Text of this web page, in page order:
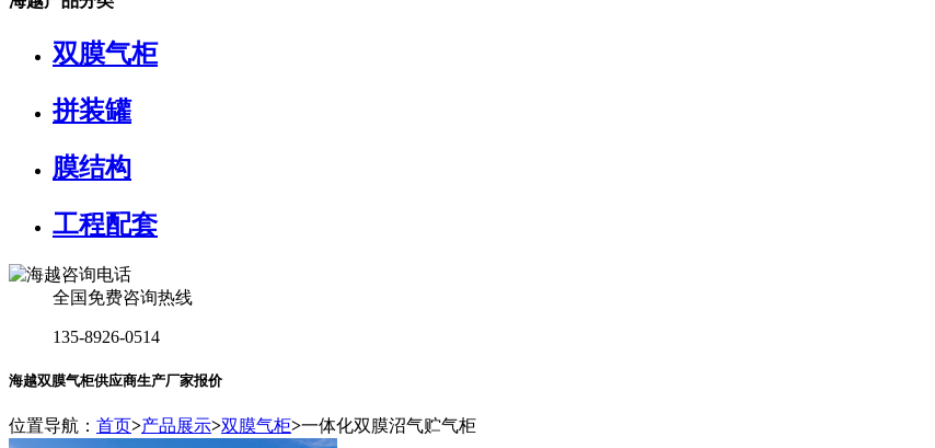
双膜气柜
拼装罐
膜结构
工程配套
全国免费咨询热线
135-8926-0514
海越双膜气柜供应商生产厂家报价
位置导航： 首页>产品展示>双膜气柜>一体化双膜沼气贮气柜